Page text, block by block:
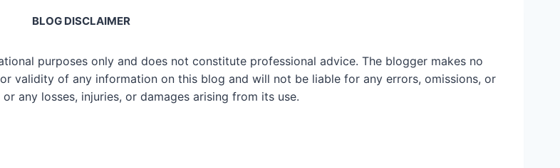
BLOG DISCLAIMER
purposes only and does not constitute professional advice. The blogger makes no
validity of any information on this blog and will not be liable for any errors, omissions, or
any losses, injuries, or damages arising from its use.